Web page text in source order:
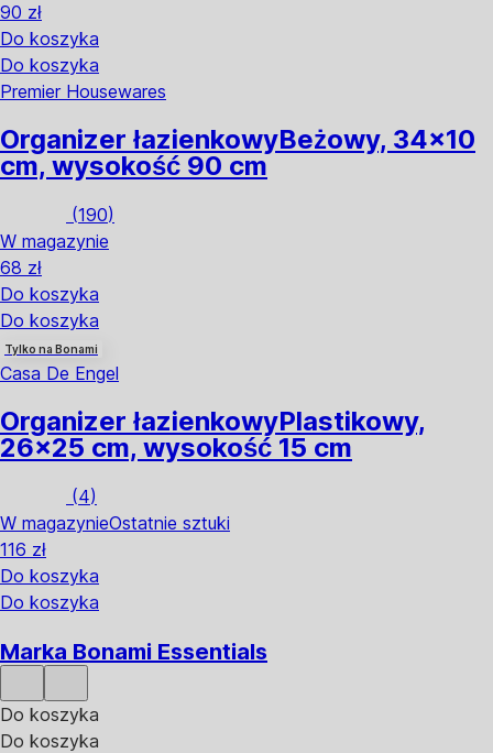
90 zł
Do koszyka
Do koszyka
Premier Housewares
Organizer łazienkowyBeżowy, 34x10
cm, wysokość 90 cm
(190)
W magazynie
68 zł
Do koszyka
Do koszyka
Tylko na Bonami
Casa De Engel
Organizer łazienkowyPlastikowy,
26x25 cm, wysokość 15 cm
(4)
W magazynieOstatnie sztuki
116 zł
Do koszyka
Do koszyka
Marka Bonami Essentials
Do koszyka
Do koszyka